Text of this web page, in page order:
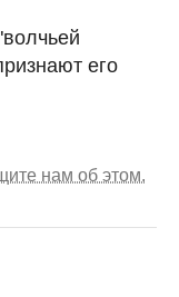
его
нам об этом.